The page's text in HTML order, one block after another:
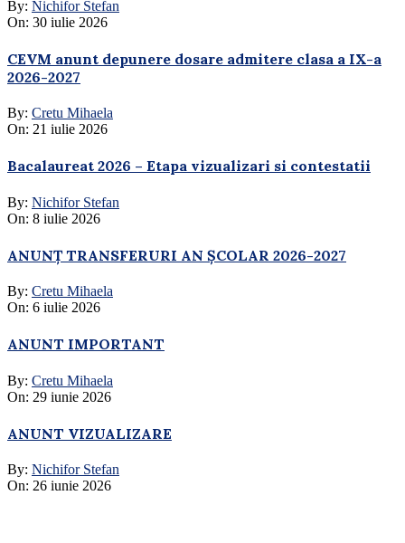
By: Nichifor Stefan
On: 30 iulie 2026
CEVM anunt depunere dosare admitere clasa a IX-a
2026-2027
By: Cretu Mihaela
On: 21 iulie 2026
Bacalaureat 2026 – Etapa vizualizari si contestatii
By: Nichifor Stefan
On: 8 iulie 2026
ANUNȚ TRANSFERURI AN ȘCOLAR 2026-2027
By: Cretu Mihaela
On: 6 iulie 2026
ANUNT IMPORTANT
By: Cretu Mihaela
On: 29 iunie 2026
ANUNT VIZUALIZARE
By: Nichifor Stefan
On: 26 iunie 2026